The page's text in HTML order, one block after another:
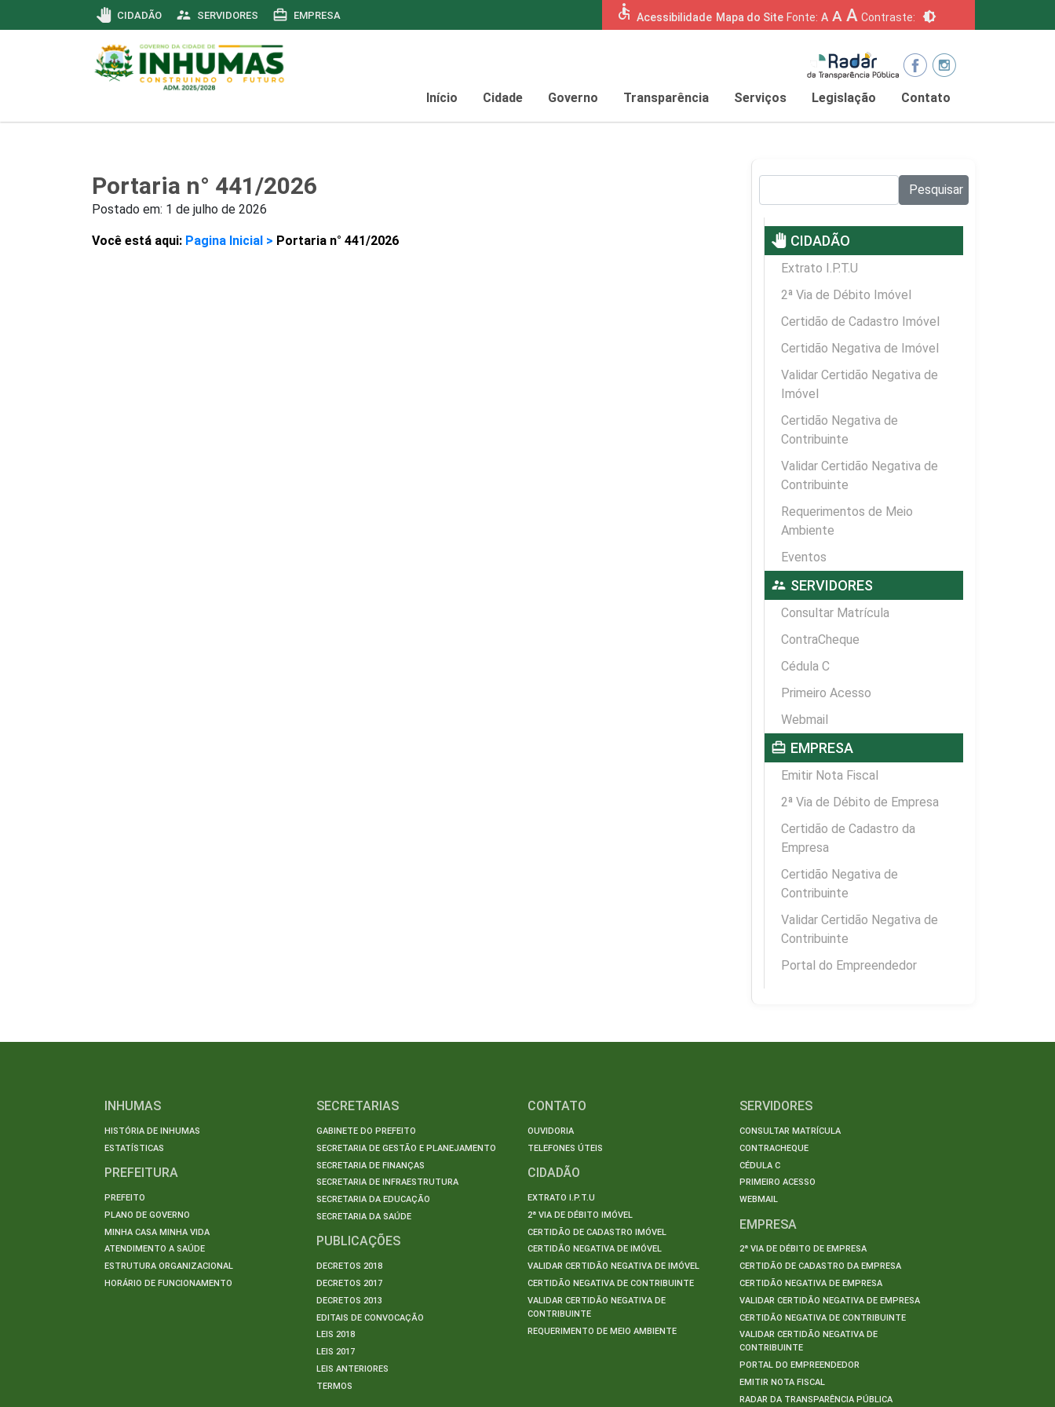
pan_tool CIDADÃO supervisor_account SERVIDORES card_travel EMPRESA accessible Acessibilidade Mapa do Site Fonte: A A A Contraste: brightness_6
Início Cidade Governo Transparência Serviços Legislação Contato
Portaria n° 441/2026
Postado em: 1 de julho de 2026
Você está aqui: Pagina Inicial > Portaria n° 441/2026
Pesquisar
pan_tool CIDADÃO
Extrato I.P.T.U
2ª Via de Débito Imóvel
Certidão de Cadastro Imóvel
Certidão Negativa de Imóvel
Validar Certidão Negativa de
Imóvel
Certidão Negativa de
Contribuinte
Validar Certidão Negativa de
Contribuinte
Requerimentos de Meio
Ambiente
Eventos
supervisor_account SERVIDORES
Consultar Matrícula
ContraCheque
Cédula C
Primeiro Acesso
Webmail
card_travel EMPRESA
Emitir Nota Fiscal
2ª Via de Débito de Empresa
Certidão de Cadastro da
Empresa
Certidão Negativa de
Contribuinte
Validar Certidão Negativa de
Contribuinte
Portal do Empreendedor
INHUMAS
HISTÓRIA DE INHUMAS
ESTATÍSTICAS
PREFEITURA
PREFEITO
PLANO DE GOVERNO
MINHA CASA MINHA VIDA
ATENDIMENTO A SAÚDE
ESTRUTURA ORGANIZACIONAL
HORÁRIO DE FUNCIONAMENTO
SECRETARIAS
GABINETE DO PREFEITO
SECRETARIA DE GESTÃO E PLANEJAMENTO
SECRETARIA DE FINANÇAS
SECRETARIA DE INFRAESTRUTURA
SECRETARIA DA EDUCAÇÃO
SECRETARIA DA SAÚDE
PUBLICAÇÕES
DECRETOS 2018
DECRETOS 2017
DECRETOS 2013
EDITAIS DE CONVOCAÇÃO
LEIS 2018
LEIS 2017
LEIS ANTERIORES
TERMOS
CONTATO
OUVIDORIA
TELEFONES ÚTEIS
CIDADÃO
EXTRATO I.P.T.U
2ª VIA DE DÉBITO IMÓVEL
CERTIDÃO DE CADASTRO IMÓVEL
CERTIDÃO NEGATIVA DE IMÓVEL
VALIDAR CERTIDÃO NEGATIVA DE IMÓVEL
CERTIDÃO NEGATIVA DE CONTRIBUINTE
VALIDAR CERTIDÃO NEGATIVA DE
CONTRIBUINTE
REQUERIMENTO DE MEIO AMBIENTE
SERVIDORES
CONSULTAR MATRÍCULA
CONTRACHEQUE
CÉDULA C
PRIMEIRO ACESSO
WEBMAIL
EMPRESA
2ª VIA DE DÉBITO DE EMPRESA
CERTIDÃO DE CADASTRO DA EMPRESA
CERTIDÃO NEGATIVA DE EMPRESA
VALIDAR CERTIDÃO NEGATIVA DE EMPRESA
CERTIDÃO NEGATIVA DE CONTRIBUINTE
VALIDAR CERTIDÃO NEGATIVA DE
CONTRIBUINTE
PORTAL DO EMPREENDEDOR
EMITIR NOTA FISCAL
RADAR DA TRANSPARÊNCIA PÚBLICA